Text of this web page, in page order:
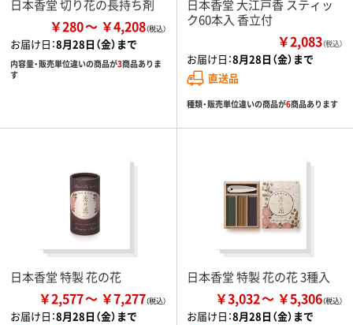
日本香堂 切り花の長持ち剤
￥280 ￥4,208
お届け日：8月28日（金）まで
内容量・販売単位違いの商品が3商品ありま
す
日本香堂 大江戸香 スティッ
ク60本入 香立付
￥2,083（税込）
お届け日：8月28日（金）まで
直送品
種類・販売単位違いの商品が6商品あります
日本香堂 特製 花の花
￥2,577 ￥7,277
お届け日：8月28日（金）まで
日本香堂 特製 花の花 3種入
￥3,032 ￥5,306
お届け日：8月28日（金）まで